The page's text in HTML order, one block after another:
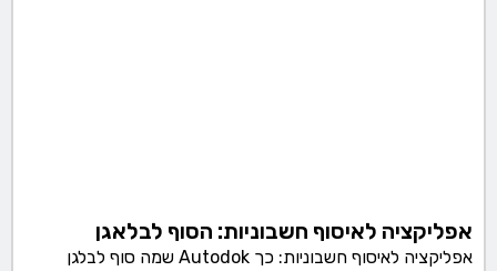
אפליקציה לאיסוף חשבוניות: הסוף לבלאגן
אפליקציה לאיסוף חשבוניות: כך Autodok שמה סוף לבלגן